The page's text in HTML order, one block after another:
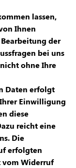
lassen,
Ihnen
der
bei uns
ohne Ihre
Daten erfolgt
Einwilligung
diese
reicht eine
Die
erfolgten
vom Widerruf